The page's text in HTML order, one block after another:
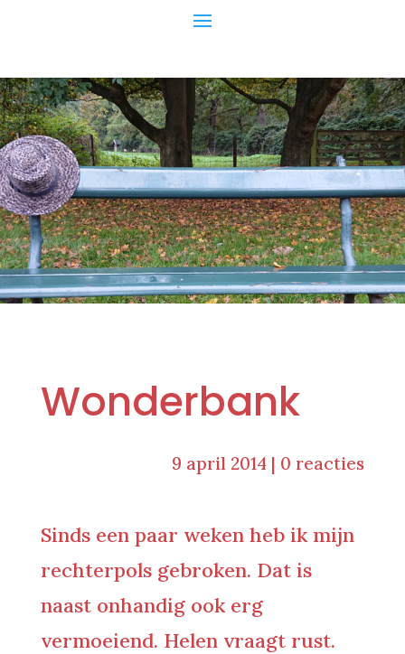
Wonderbank
9 april 2014 | 0 reacties
Sinds een paar weken heb ik mijn
rechterpols gebroken. Dat is
naast onhandig ook erg
vermoeiend. Helen vraagt rust.